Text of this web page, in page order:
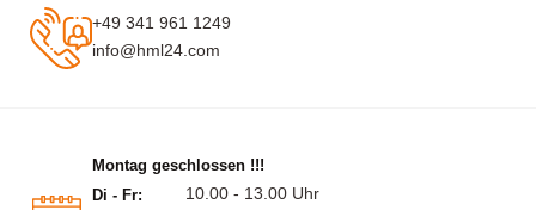
+49 341 961 1249
info@hml24.com
Montag geschlossen !!!
Di - Fr:
10.00 - 13.00 Uhr